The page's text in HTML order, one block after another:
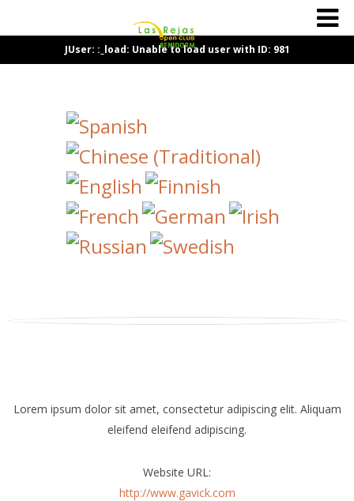
JUser: :_load: Unable to load user with ID: 981
Lorem ipsum dolor sit amet, consectetur adipiscing elit. Aliquam
eleifend eleifend adipiscing.
Website URL:
http://www.gavick.com